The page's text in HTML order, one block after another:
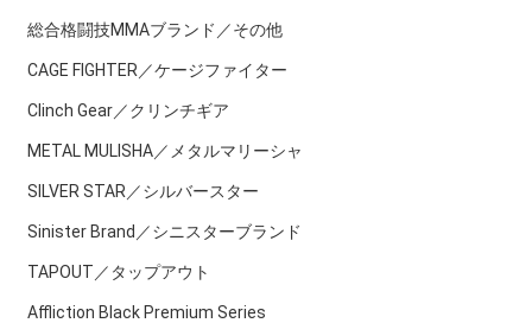
総合格闘技MMAブランド／その他
CAGE FIGHTER／ケージファイター
Clinch Gear／クリンチギア
METAL MULISHA／メタルマリーシャ
SILVER STAR／シルバースター
Sinister Brand／シニスターブランド
TAPOUT／タップアウト
Affliction Black Premium Series